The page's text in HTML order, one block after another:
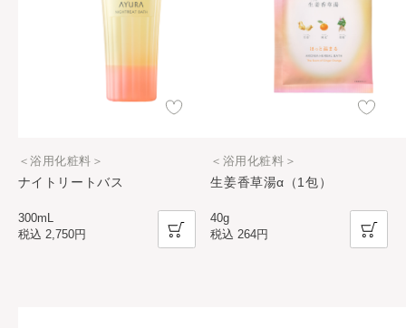
ナイトリートバス
＜浴用化粧料＞
300mL
税込 2,750円
生姜香草湯α（1包）
＜浴用化粧料＞
40g
税込264円